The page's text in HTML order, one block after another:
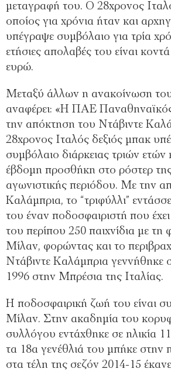
μεταγραφή του. Ο 28χρονος
οποίος για χρόνια ήταν και
υπέγραψε συμβόλαιο για τρία
ετήσιες απολαβές του είναι
ευρώ.
Μεταξύ άλλων η ανακοίνωση
αναφέρει: «Η ΠΑΕ
την απόκτηση του Ντάβιντε
28χρονος Ιταλός δεξιός μπακ
συμβόλαιο διάρκειας τριών ετών
έβδομη προσθήκη στο ρόστερ
αγωνιστικής περιόδου. Με την
Καλάμπρια, το “τριφύλλι”
του έναν ποδοσφαιριστή που
του περίπου 250 παιχνίδια με τη
Μίλαν, φορώντας και το
Ντάβιντε Καλάμπρια γεννήθηκε
1996 στην Μπρέσια της Ιταλίας.
Η ποδοσφαιρική ζωή του είναι
Μίλαν. Στην ακαδημία του
συλλόγου εντάχθηκε σε ηλικία
τα 18α γενέθλιά του μπήκε στην
στα τέλη της σεζόν 2014-15